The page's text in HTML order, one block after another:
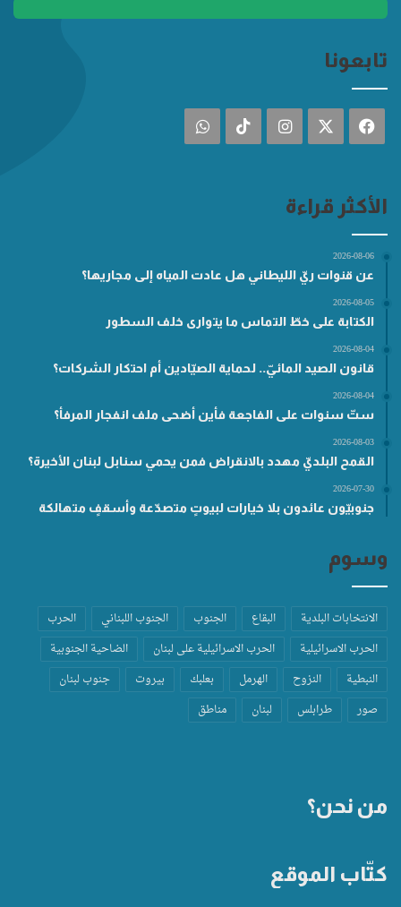
تابعونا
فيسبوك انستقرام ‫TikTokواتساب
الأكثر قراءة
2026-08-06
عن قنوات ريّ الليطاني هل عادت المياه إلى مجاريها؟
2026-08-05
الكتابة على خطّ التماس ما يتوارى خلف السطور
2026-08-04
قانون الصيد المائيّ.. لحماية الصيّادين أم احتكار الشركات؟
2026-08-04
ستّ سنوات على الفاجعة فأين أضحى ملف انفجار المرفأ؟
2026-08-03
القمح البلديّ مهدد بالانقراض فمن يحمي سنابل لبنان الأخيرة؟
2026-07-30
جنوبيّون عائدون بلا خيارات لبيوتٍ متصدّعة وأسقفٍ متهالكة
وسوم
الانتخابات البلدية البقاع الجنوب الجنوب اللبناني
الحرب
الحرب الاسرائيلية
الحرب الاسرائيلية على لبنان
الضاحية الجنوبية
النبطية
النزوح الهرمل بعلبك بيروت
جنوب لبنان
صور
طرابلس لبنان مناطق
من نحن؟
كتّاب الموقع